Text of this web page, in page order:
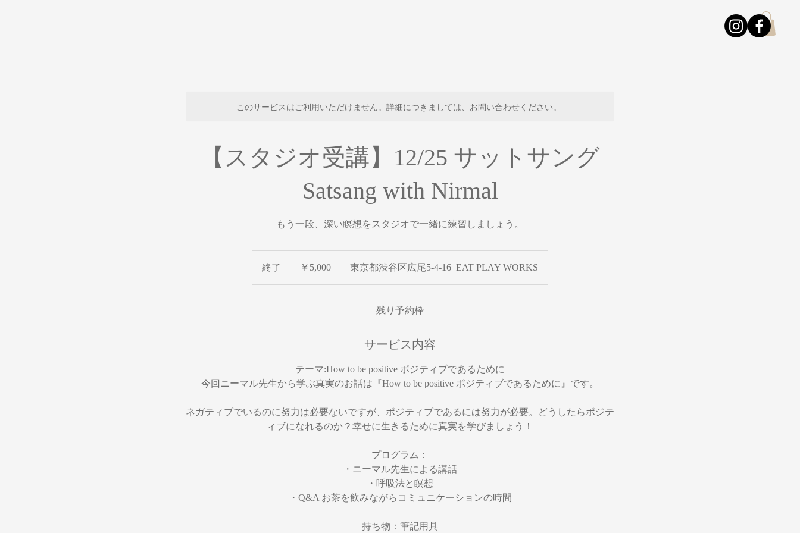
このサービスはご利用いただけません。詳細につきましては、お問い合わせください。
【スタジオ受講】12/25 サットサング
Satsang with Nirmal
もう一段、深い瞑想をスタジオで一緒に練習しましょう。
終了 ￥5,000 東京都渋谷区広尾5-4-16 EAT PLAY WORKS
残り予約枠
サービス内容
テーマ:How to be positive ポジティブであるために
今回ニーマル先生から学ぶ真実のお話は『How to be positive ポジティブであるために』です。
ネガティブでいるのに努力は必要ないですが、ポジティブであるには努力が必要。どうしたらポジテ
ィブになれるのか？幸せに生きるために真実を学びましょう！
プログラム：
・ニーマル先生による講話
・呼吸法と瞑想
・Q&A お茶を飲みながらコミュニケーションの時間
持ち物：筆記用具